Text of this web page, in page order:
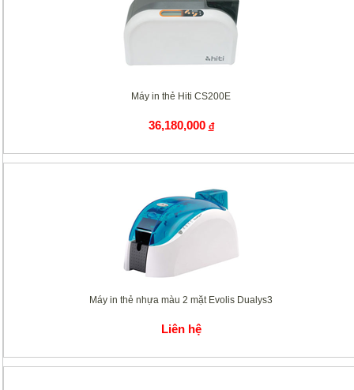
Máy in thẻ Hiti CS200E
36,180,000 đ
Máy in thẻ nhựa màu 2 mặt Evolis Dualys3
Liên hệ